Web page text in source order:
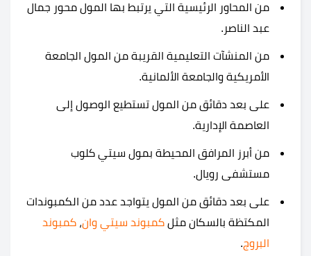
من المحاور الرئيسية التي يرتبط بها المول محور جمال
عبد الناصر.
من المنشآت التعليمية القريبة من المول الجامعة
الأمريكية والجامعة الألمانية.
على بعد دقائق من المول تستطيع الوصول إلى
العاصمة الإدارية.
من أبرز المرافق المحيطة بمول سيتي كلوب
مستشفى رويال.
على بعد دقائق من المول يتواجد عدد من الكمبوندات
المكتظة بالسكان مثل كمبوند سيتي وان، كمبوند
البروج.